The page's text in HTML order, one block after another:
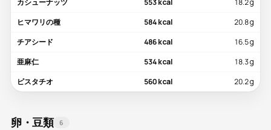
カシューナッツ
553 kcal
18.2 g
ヒマワリの種
584 kcal
20.8 g
チアシード
486 kcal
16.5 g
亜麻仁
534 kcal
18.3 g
ピスタチオ
560 kcal 20.2 g
卵・豆類 6